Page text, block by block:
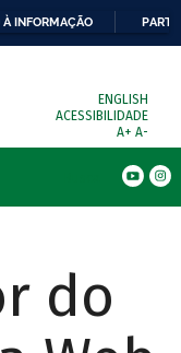
À INFORMAÇÃO
ENGLISH
ACESSIBILIDADE
A+ A-
do